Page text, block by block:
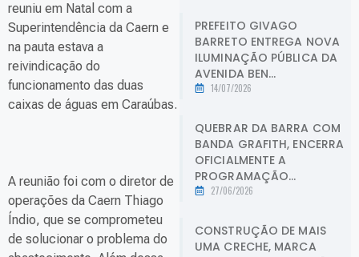
reuniu em Natal com a
Superintendência da Caern e
na pauta estava a
reivindicação do
funcionamento das duas
caixas de águas em Caraúbas.
A reunião foi com o diretor de
operações da Caern Thiago
Índio, que se comprometeu
de solucionar o problema do
PREFEITO GIVAGO
BARRETO ENTREGA NOVA
ILUMINAÇÃO PÚBLICA DA
AVENIDA BEN...
14/07/2026
QUEBRAR DA BARRA COM
BANDA GRAFITH, ENCERRA
OFICIALMENTE A
PROGRAMAÇÃO...
27/06/2026
CONSTRUÇÃO DE MAIS
UMA CRECHE, MARCA